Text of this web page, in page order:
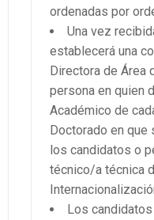
ordenadas por
Una vez
establecerá una
Directora de Área
persona en quien
Académico de
Doctorado en que
los candidatos o
técnico/a técnica
Los